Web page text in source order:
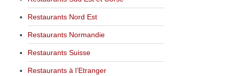
Restaurants Nord Est
Restaurants Normandie
Restaurants Suisse
Restaurants à l’Etranger